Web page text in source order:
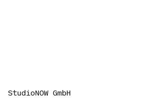
StudioNOW GmbH